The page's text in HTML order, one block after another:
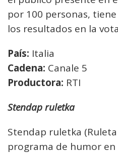
por 100 personas,
los resultados en la
País: Italia
Cadena: Canale 5
Productora: RTI
Stendap ruletka
Stendap ruletka
programa de humor en